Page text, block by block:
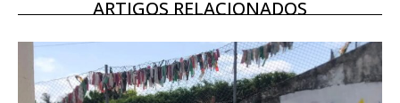
ARTIGOS RELACIONADOS